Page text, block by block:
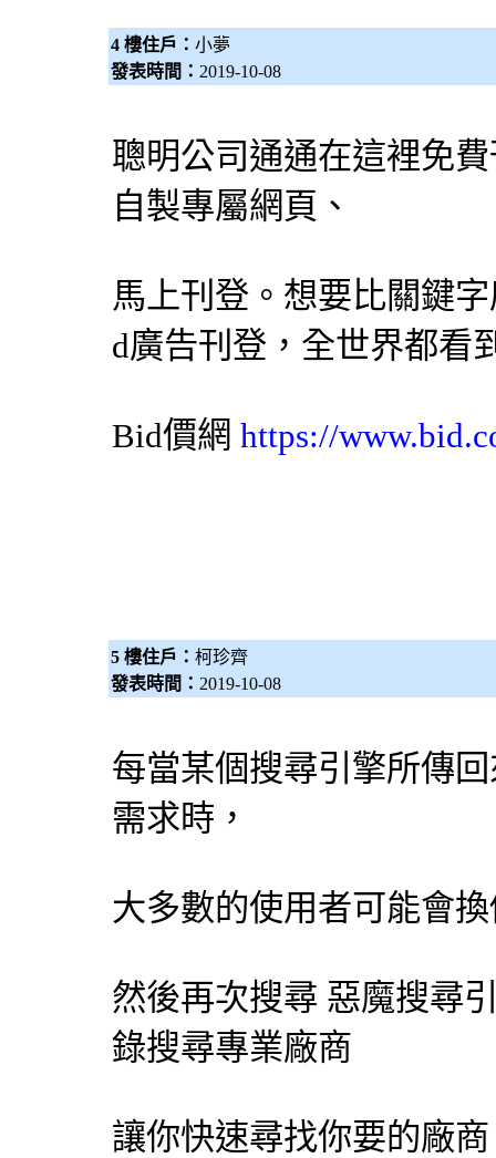
4 樓住戶： 小夢
發表時間： 2019-10-08
聰明公司通通在這裡免
自製專屬網頁、
馬上刊登。想要比關鍵
d廣告刊登，全世界都看
Bid價網 https://
5 樓住戶： 柯珍齊
發表時間： 2019-10-08
每當某個搜尋引擎所傳
需求時，
大多數的使用者可能會
然後再次搜尋 惡魔搜尋
錄搜尋專業廠商
讓你快速尋找你要的廠